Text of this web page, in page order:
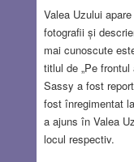
Valea Uzului
fotografii și
mai cunoscute
titlul de „Pe
Sassy a fost
fost înregimentat
a ajuns în Valea
locul respectiv.